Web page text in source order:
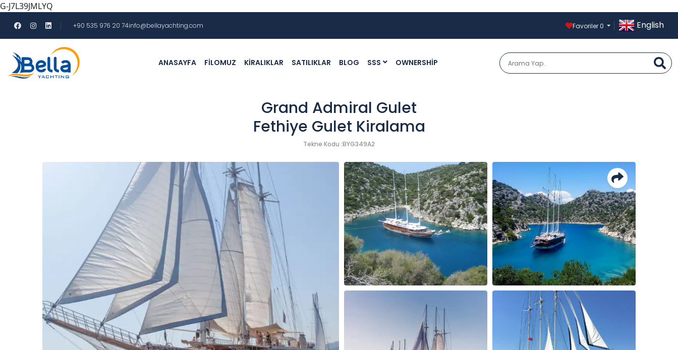
G-J7L39JMLYQ
+90 535 976 20 74info@bellayachting.com Favoriler 0 English
ANASAYFA FILOMUZ KIRALIKLAR SATILIKLAR BLOG SSS OWNERSHIP
Grand Admiral Gulet
Fethiye Gulet Kiralama
Tekne Kodu :BYG349A2